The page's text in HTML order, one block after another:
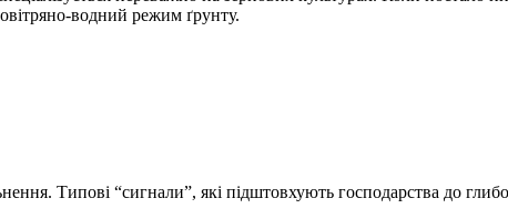
водний режим ґрунту.
Типові “сигнали”, які підштовхують господарства до